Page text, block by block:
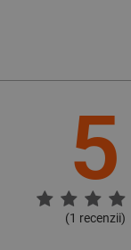
5
(1 recenzii)